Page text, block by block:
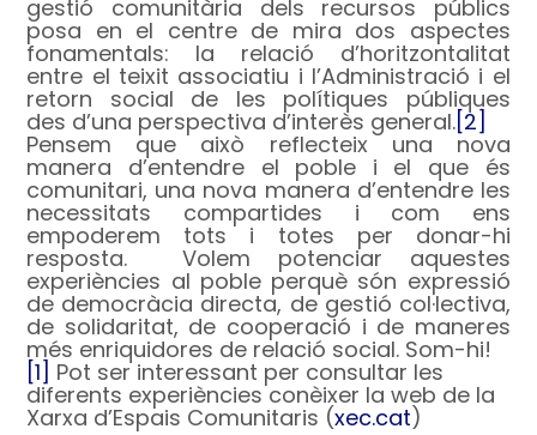
gestió comunitària dels recursos públics
posa en el centre de mira dos aspectes
fonamentals: la relació d’horitzontalitat
entre el teixit associatiu i l’Administració i el
retorn social de les polítiques públiques
des d’una perspectiva d’interès general.[2]
Pensem que això reflecteix una nova
manera d’entendre el poble i el que és
comunitari, una nova manera d’entendre les
necessitats compartides i com ens
empoderem tots i totes per donar-hi
resposta. Volem potenciar aquestes
experiències al poble perquè són expressió
de democràcia directa, de gestió col·lectiva,
de solidaritat, de cooperació i de maneres
més enriquidores de relació social. Som-hi!
[1] Pot ser interessant per consultar les
diferents experiències conèixer la web de la
Xarxa d’Espais Comunitaris (xec.cat)